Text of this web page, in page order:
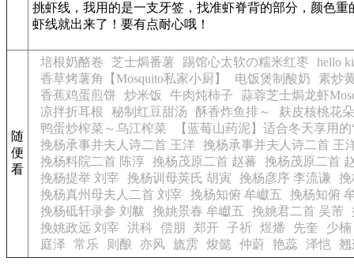
挑虾线，我用的是一支牙签，找准虾脊背的部分，颜色
虾线就出来了！要有点耐心哦！
随
便
看
培根奶酪卷 芝士焗番薯 踢馆心太软の糯米红枣
hello
香草烤薯角【Mosquito私家小厨】
电饭煲制酸奶
素炒
香蕉鸡蛋煎饼
炒米饭 牛肉炖柿子
蒜蓉芝士焗龙虾
凉拌折耳根
秘制红豆甜汤 酥香炸鱼排～
麸皮核桃花
鸭蛋炒榨菜～乌江榨菜
【蓝莓山药泥】适合冬天享用的
挽杨承事并夫人诗二首 王洋
挽杨承事并夫人诗二首 王
挽杨料院二首 陈淳 挽杨茂原二首 赵蕃
挽杨茂原二首
挽杨提举 刘宰 挽杨训母荚氏 胡寅 挽杨彦序 李流谦
挽
挽杨真州母夫人二首 刘宰 挽杨知俯 牟巘五
挽杨知俯
挽杨砥轩录参 刘黻
挽姚景春 牟巘五 挽姚君二首 吴芾
挽姚政远 刘宰 洪科 偿朋 郑开 子祈 煜燔 先奎
少楠
庭泽
常乐 则酿 亦风 旒雳 焌懿 仲蔚 艳蕊 泽恺